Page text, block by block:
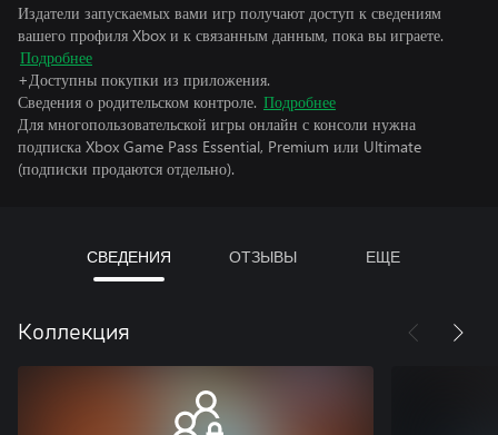
Издатели запускаемых вами игр получают доступ к сведениям
вашего профиля Xbox и к связанным данным, пока вы играете.
Подробнее
+Доступны покупки из приложения.
Сведения о родительском контроле. Подробнее
Для многопользовательской игры онлайн с консоли нужна
подписка Xbox Game Pass Essential, Premium или Ultimate
(подписки продаются отдельно).
СВЕДЕНИЯ ОТЗЫВЫ ЕЩЕ
Коллекция